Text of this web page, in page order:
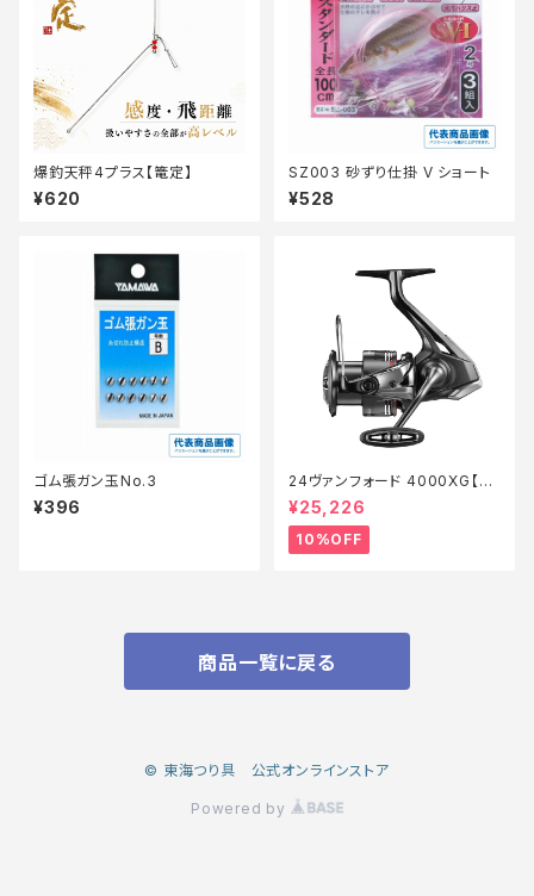
爆釣天秤4プラス【篭定】
¥620
SZ003 砂ずり仕掛 V ショート
¥528
ゴム張ガン玉No.3
¥396
24ヴァンフォード 4000XG【継
続セール_リール】【10】
¥25,226
10%OFF
商品一覧に戻る
© 東海つり具 公式オンラインストア
Powered by